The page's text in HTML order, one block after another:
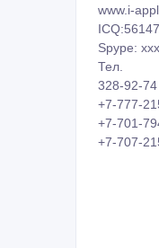
www.i-
Spype:
Тел.
328-92-74
+7-777-
+7-701-
+7-707-